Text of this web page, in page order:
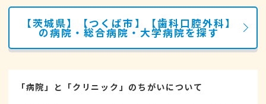
【茨城県】【つくば市】【歯科口腔外科】
の病院・総合病院・大学病院を探す
「病院」と「クリニック」のちがいについて